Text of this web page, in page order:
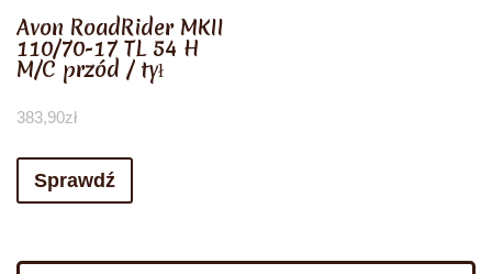
Avon RoadRider MKII
110/70-17 TL 54 H
M/C przód / tył
383,90zł
Sprawdź